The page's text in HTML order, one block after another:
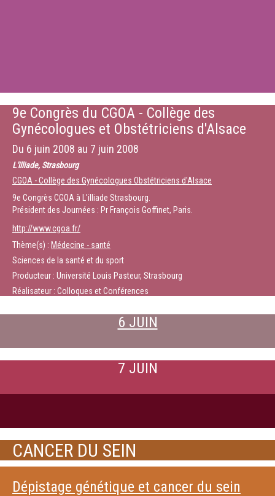
9e Congrès du CGOA - Collège des
Gynécologues et Obstétriciens d'Alsace
Du 6 juin 2008 au 7 juin 2008
L'illiade, Strasbourg
CGOA - Collège des Gynécologues Obstétriciens d'Alsace
9e Congrès CGOA à L'illiade Strasbourg.
Président des Journées : Pr François Goffinet, Paris.
http://www.cgoa.fr/
Thème(s) : Médecine - santé
Sciences de la santé et du sport
Producteur : Université Louis Pasteur, Strasbourg
Réalisateur : Colloques et Conférences
6 JUIN
7 JUIN
CANCER DU SEIN
Dépistage génétique et cancer du sein